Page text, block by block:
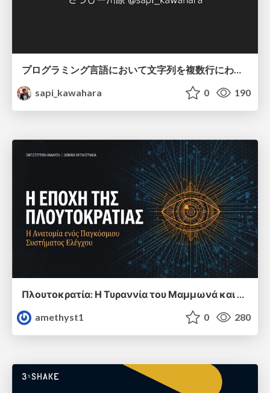
プログラミング言語において文字列を複数行にわたって だらだらと記載するアレ
sapi_kawahara
0 190
amethyst1
0 280